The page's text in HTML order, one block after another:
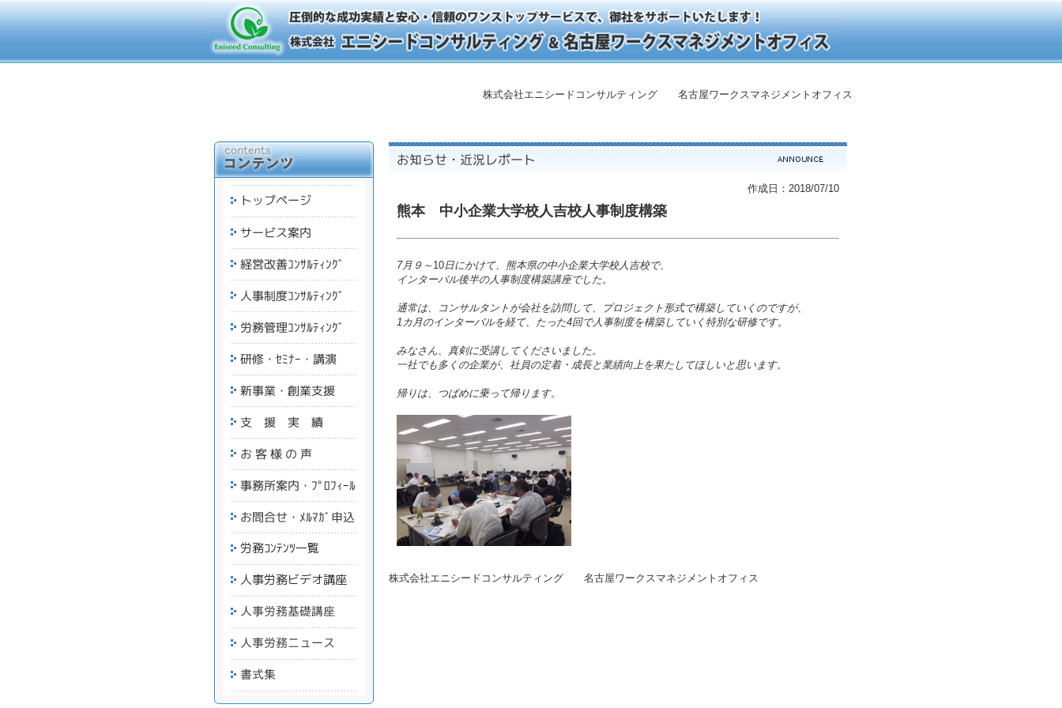
株式会社エニシードコンサルティング 名古屋ワークスマネジメントオフィス
作成日：2018/07/10
熊本 中小企業大学校人吉校人事制度構築
7月９～10日にかけて、熊本県の中小企業大学校人吉校で、
インターバル後半の人事制度構築講座でした。
通常は、コンサルタントが会社を訪問して、プロジェクト形式で構築していくのですが、
1カ月のインターバルを経て、たった4回で人事制度を構築していく特別な研修です。
みなさん、真剣に受講してくださいました。
一社でも多くの企業が、社員の定着・成長と業績向上を果たしてほしいと思います。
帰りは、つばめに乗って帰ります。
株式会社エニシードコンサルティング 名古屋ワークスマネジメントオフィス